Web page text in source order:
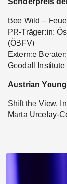
Sonderpreis
Bee Wild –
PR-Träger:in:
(ÖBFV)
Extern:e
Goodall Institute
Austrian
Shift the View.
Marta Urcelay-